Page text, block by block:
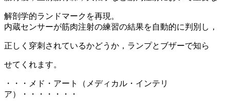
解剖学的ランドマークを再現。
内蔵センサーが筋肉注射の練習の結果を自動的に判別し，
正しく穿刺されているかどうか，ランプとブザーで知ら
せてくれます。
・・・メド・アート（メディカル・インテリ
ア）・・・・・・・